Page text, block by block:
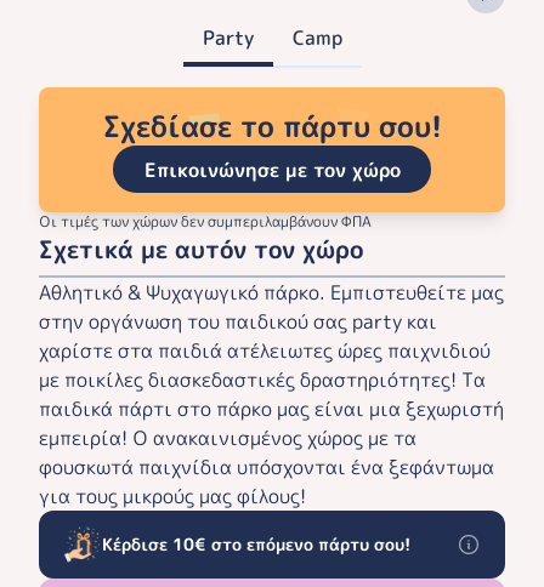
Party Camp
Σχεδίασε το πάρτυ σου!
Επικοινώνησε με τον χώρο
Οι τιμές των χώρων δεν συμπεριλαμβάνουν ΦΠΑ
Σχετικά με αυτόν τον χώρο
Αθλητικό & Ψυχαγωγικό πάρκο. Εμπιστευθείτε μας
στην οργάνωση του παιδικού σας party και
χαρίστε στα παιδιά ατέλειωτες ώρες παιχνιδιού
με ποικίλες διασκεδαστικές δραστηριότητες! Τα
παιδικά πάρτι στο πάρκο μας είναι μια ξεχωριστή
εμπειρία! Ο ανακαινισμένος χώρος με τα
φουσκωτά παιχνίδια υπόσχονται ένα ξεφάντωμα
για τους μικρούς μας φίλους!
Κέρδισε 10€ στο επόμενο πάρτυ σου!